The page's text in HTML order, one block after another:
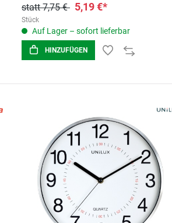
statt 7,75 € 5,19 €*
Stück
Auf Lager – sofort lieferbar
HINZUFÜGEN